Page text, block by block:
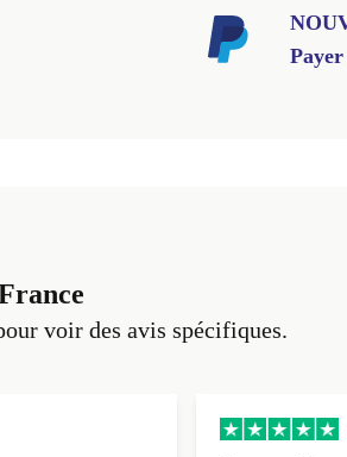
voir des avis spécifiques.